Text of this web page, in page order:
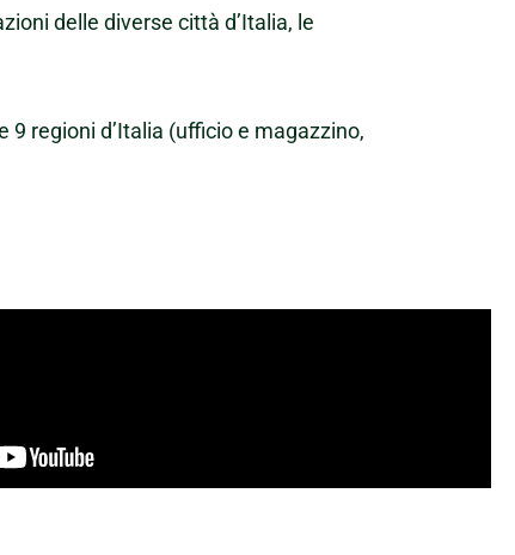
delle diverse città d’Italia, le
9 regioni d’Italia (ufficio e magazzino,